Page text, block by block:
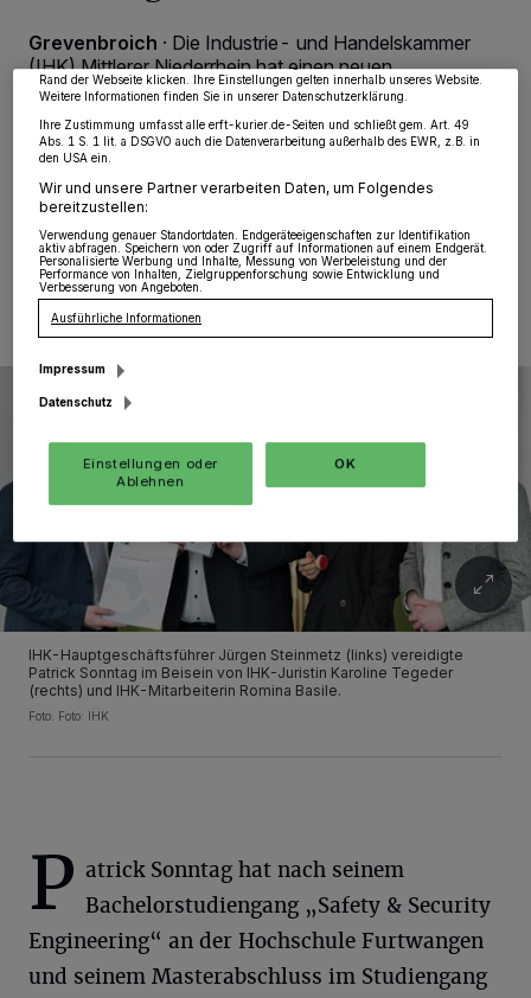
Grevenbroich · Die Industrie- und Handelskammer
(IHK) Mittlerer Niederrhein hat einen neuen
Sachverständigen in ihrem Pool: IHK-
Hauptgeschäftsführer Jürgen Steinmetz vereidigte
Patrick Sonntag als Sachverständigen für das
Sachgebiet „Vorbeugender Brandschutz“.
27.01.2026 , 13:01 Uhr Eine Minute Lesezeit
IHK-Hauptgeschäftsführer Jürgen Steinmetz (links) vereidigte
Patrick Sonntag im Beisein von IHK-Juristin Karoline Tegeder
(rechts) und IHK-Mitarbeiterin Romina Basile.
Foto: Foto: IHK
P atrick Sonntag hat nach seinem
Bachelorstudiengang „Safety & Security
Engineering“ an der Hochschule Furtwangen
und seinem Masterabschluss im Studiengang
wieder aufrufen, um Ihre Einstellungen zu ändern oder Ihre Einwilligung zu
widerrufen, indem Sie auf den Link Einstellungen oder Ablehnen am unteren
Rand der Webseite klicken. Ihre Einstellungen gelten innerhalb unseres Website.
Weitere Informationen finden Sie in unserer Datenschutzerklärung.
Ihre Zustimmung umfasst alle erft-kurier.de-Seiten und schließt gem. Art. 49
Abs. 1 S. 1 lit. a DSGVO auch die Datenverarbeitung außerhalb des EWR, z.B. in
den USA ein.
Wir und unsere Partner verarbeiten Daten, um Folgendes
bereitzustellen:
Verwendung genauer Standortdaten. Endgeräteeigenschaften zur Identifikation
aktiv abfragen. Speichern von oder Zugriff auf Informationen auf einem Endgerät.
Personalisierte Werbung und Inhalte, Messung von Werbeleistung und der
Performance von Inhalten, Zielgruppenforschung sowie Entwicklung und
Verbesserung von Angeboten.
Ausführliche Informationen
Impressum
Datenschutz
Einstellungen oder
Ablehnen
OK